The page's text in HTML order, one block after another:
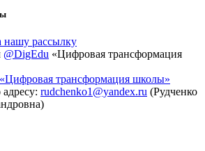
нашу рассылку
@DigEdu «Цифровая трансформация
трансформация школы»
rudchenko1@yandex.ru (Рудченко